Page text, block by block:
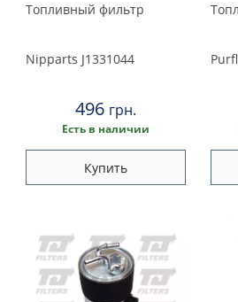
Топливный фильтр
Nipparts J1331044
496 грн.
Есть в наличии
Купить